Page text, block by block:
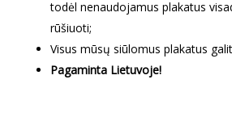
todėl nenaudojamus plakatus
rūšiuoti;
Visus mūsų siūlomus plakatus
Pagaminta Lietuvoje!